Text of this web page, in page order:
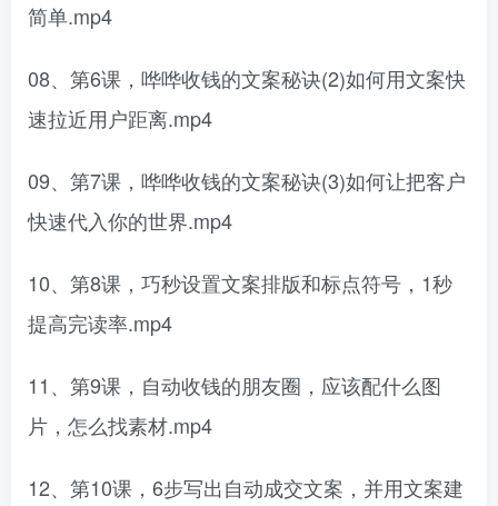
简单.mp4
08、第6课，哗哗收钱的文案秘诀(2)如何用文案快
速拉近用户距离.mp4
09、第7课，哗哗收钱的文案秘诀(3)如何让把客户
快速代入你的世界.mp4
10、第8课，巧秒设置文案排版和标点符号，1秒
提高完读率.mp4
11、第9课，自动收钱的朋友圈，应该配什么图
片，怎么找素材.mp4
12、第10课，6步写出自动成交文案，并用文案建